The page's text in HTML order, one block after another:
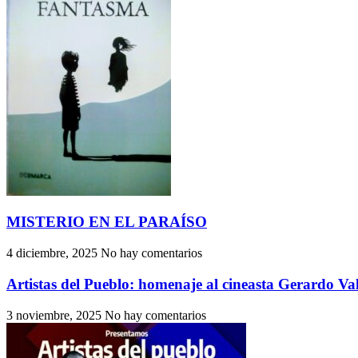
MISTERIO EN EL PARAÍSO
4 diciembre, 2025 No hay comentarios
Artistas del Pueblo: homenaje al cineasta Gerardo
3 noviembre, 2025 No hay comentarios